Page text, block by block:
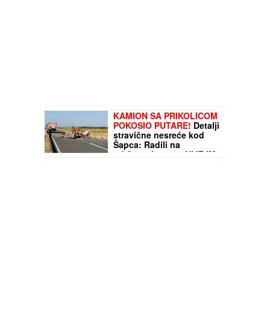
KAMION SA PRIKOLICOM
POKOSIO PUTARE! Detalji
stravične nesreće kod
Šapca: Radili na
održavanju puta, NIJE IM